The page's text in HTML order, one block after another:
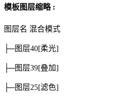
模板图层缩略 :
图层名 混合模式
├─图层40[柔光]
├─图层39[叠加]
├─图层25[滤色]